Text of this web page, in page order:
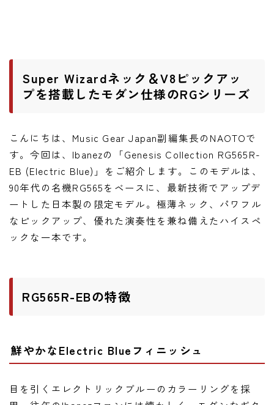
アプリ
レコーディング・DTM/DAW
アクセサリ
ニュース
レビュー
Super Wizardネック＆V8ピックアッ
プを搭載したモダン仕様のRGシリーズ
こんにちは、Music Gear Japan副編集長のNAOTOで
す。今回は、Ibanezの「Genesis Collection RG565R-
EB (Electric Blue)」をご紹介します。このモデルは、
90年代の名機RG565をベースに、最新技術でアップデ
ートした日本製の限定モデル。極薄ネック、パワフル
なピックアップ、優れた演奏性を兼ね備えたハイスペ
ックな一本です。
RG565R-EBの特徴
鮮やかなElectric Blueフィニッシュ
目を引くエレクトリックブルーのカラーリングを採